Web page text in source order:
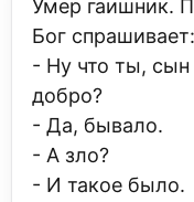
Умер гаишник.
Бог спрашивает:
- Ну что ты,
добро?
- Да, бывало.
- А зло?
- И такое было.